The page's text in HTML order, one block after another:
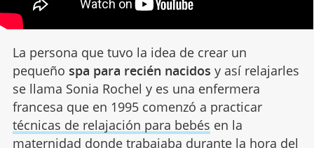
La persona que tuvo la idea de crear un
pequeño spa para recién nacidos y así relajarles
se llama Sonia Rochel y es una enfermera
francesa que en 1995 comenzó a practicar
técnicas de relajación para bebés en la
maternidad donde trabajaba durante la hora del